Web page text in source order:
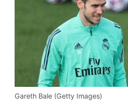
Gareth Bale (Getty Images)